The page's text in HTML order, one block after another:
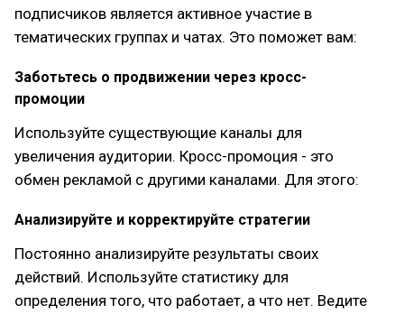
подписчиков является активное участие в
тематических группах и чатах. Это поможет вам:
Заботьтесь о продвижении через кросс-
промоции
Используйте существующие каналы для
увеличения аудитории. Кросс-промоция - это
обмен рекламой с другими каналами. Для этого:
Анализируйте и корректируйте стратегии
Постоянно анализируйте результаты своих
действий. Используйте статистику для
определения того, что работает, а что нет. Ведите